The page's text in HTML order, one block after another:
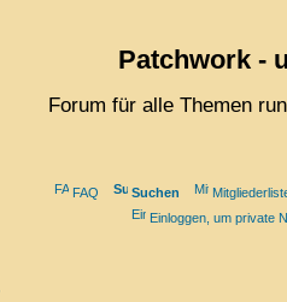
Patchwork -
Forum für alle Themen
FAQ Suchen
Einloggen, um private